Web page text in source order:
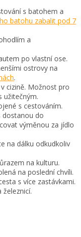
s batohem a
batohu zabalit pod 7
a
po vlastní ose.
ostrovy na
.
cizině. Možnost pro
užitečným.
s cestováním.
dostanou do
výměnou za jídlo
na dálku odkudkoliv
na kulturu.
na poslední chvíli.
s více zastávkami.